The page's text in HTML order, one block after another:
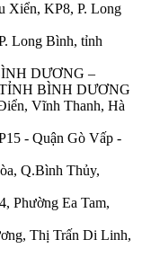
Xiển, KP8, P. Long
Long Bình, tỉnh
DƯƠNG –
BÌNH DƯƠNG
Vĩnh Thanh, Hà
- Quận Gò Vấp -
Q.Bình Thủy,
Phường Ea Tam,
Thị Trấn Di Linh,